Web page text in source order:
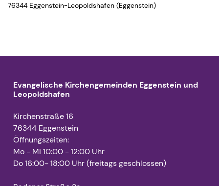
76344 Eggenstein-Leopoldshafen (Eggenstein)
Evangelische Kirchengemeinden Eggenstein und
Leopoldshafen
Kirchenstraße 16
76344 Eggenstein
Öffnungszeiten:
Mo - Mi 10:00 - 12:00 Uhr
Do 16:00- 18:00 Uhr (freitags geschlossen)